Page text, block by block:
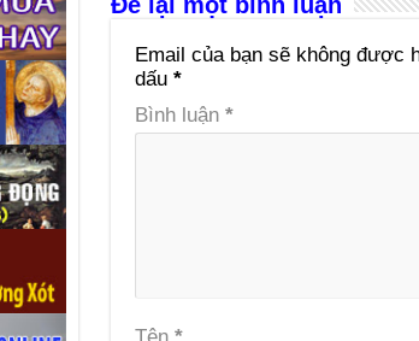
Email của bạn sẽ không được
dấu *
Bình luận *